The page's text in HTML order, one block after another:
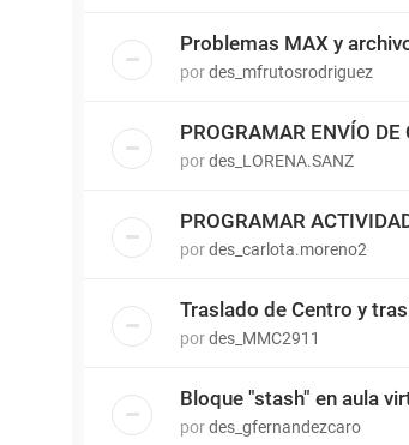
Problemas MAX y
pordes_mfrutosrodriguez
PROGRAMAR ENVÍO DE
pordes_LORENA.SANZ
PROGRAMAR
pordes_carlota.moreno2
Traslado de Centro y
pordes_MMC2911
Bloque "stash" en aula
pordes_gfernandezcaro